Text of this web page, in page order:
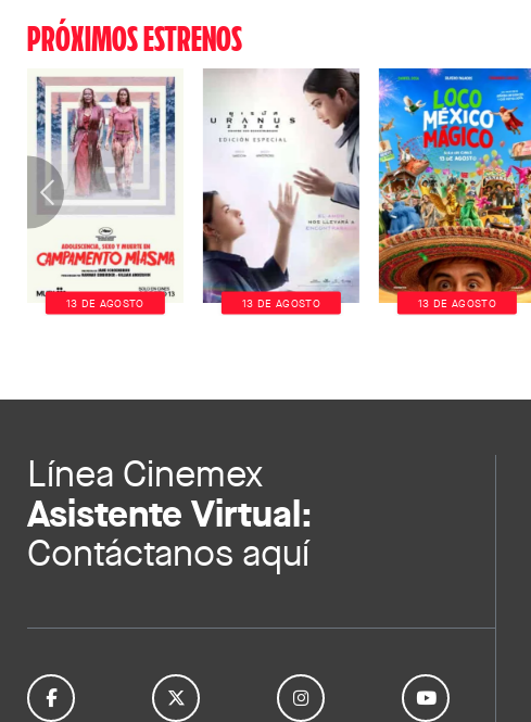
PRÓXIMOS ESTRENOS
13 DE AGOSTO 13 DE AGOSTO 13 DE AGOSTO
Línea Cinemex
Asistente Virtual:
Contáctanos aquí